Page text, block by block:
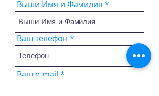
Выши Имя и Фамилия
Ваш телефон
Ваш e-mail